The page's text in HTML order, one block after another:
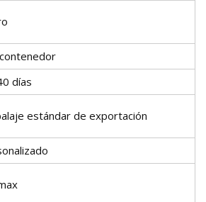
días
estándar de exportación